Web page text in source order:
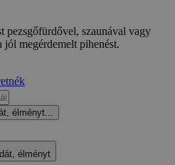
pezsgőfürdővel, szaunával vagy
jól megérdemelt pihenést.
élményt...
élményt